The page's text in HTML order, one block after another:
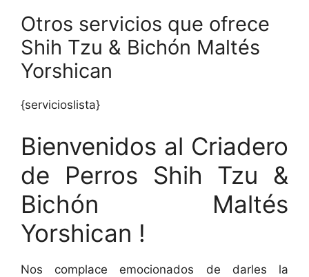
Otros servicios que ofrece
Shih Tzu & Bichón Maltés
Yorshican
{servicioslista}
Bienvenidos al Criadero
de Perros Shih Tzu &
Bichón Maltés
Yorshican !
Nos complace emocionados de darles la